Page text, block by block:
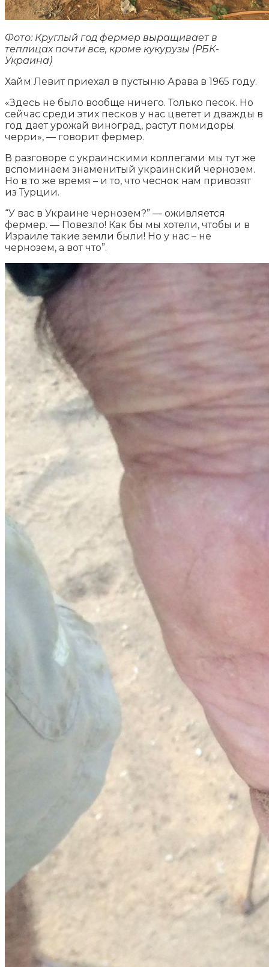
Фото: Круглый год фермер выращивает в
теплицах почти все, кроме кукурузы (РБК-
Украина)
Хайм Левит приехал в пустыню Арава в 1965 году.
«Здесь не было вообще ничего. Только песок. Но
сейчас среди этих песков у нас цветет и дважды в
год дает урожай виноград, растут помидоры
черри», — говорит фермер.
В разговоре с украинскими коллегами мы тут же
вспоминаем знаменитый украинский чернозем.
Но в то же время – и то, что чеснок нам привозят
из Турции.
“У вас в Украине чернозем?” — оживляется
фермер. — Повезло! Как бы мы хотели, чтобы и в
Израиле такие земли были! Но у нас – не
чернозем, а вот что”.